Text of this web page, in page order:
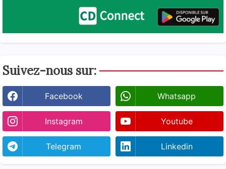
Suivez-nous sur:
Facebook Whatsapp
Instagram Youtube
Telegram Linkedin